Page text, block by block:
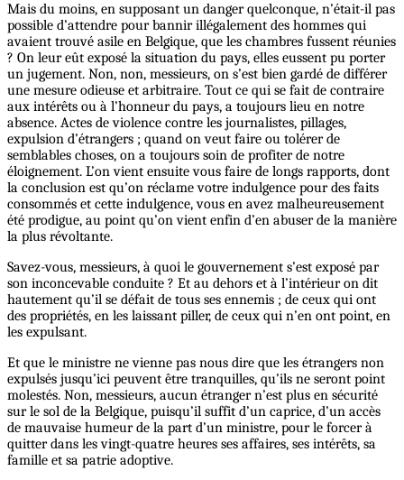
Mais du moins, en supposant un danger quelconque, n’était-il pas
possible d’attendre pour bannir illégalement des hommes qui
avaient trouvé asile en Belgique, que les chambres fussent réunies
? On leur eût exposé la situation du pays, elles eussent pu porter
un jugement. Non, non, messieurs, on s’est bien gardé de différer
une mesure odieuse et arbitraire. Tout ce qui se fait de contraire
aux intérêts ou à l’honneur du pays, a toujours lieu en notre
absence. Actes de violence contre les journalistes, pillages,
expulsion d’étrangers ; quand on veut faire ou tolérer de
semblables choses, on a toujours soin de profiter de notre
éloignement. L’on vient ensuite vous faire de longs rapports, dont
la conclusion est qu’on réclame votre indulgence pour des faits
consommés et cette indulgence, vous en avez malheureusement
été prodigue, au point qu’on vient enfin d’en abuser de la manière
la plus révoltante.
Savez-vous, messieurs, à quoi le gouvernement s’est exposé par
son inconcevable conduite ? Et au dehors et à l’intérieur on dit
hautement qu’il se défait de tous ses ennemis ; de ceux qui ont
des propriétés, en les laissant piller, de ceux qui n’en ont point, en
les expulsant.
Et que le ministre ne vienne pas nous dire que les étrangers non
expulsés jusqu’ici peuvent être tranquilles, qu’ils ne seront point
molestés. Non, messieurs, aucun étranger n’est plus en sécurité
sur le sol de la Belgique, puisqu’il suffit d’un caprice, d’un accès
de mauvaise humeur de la part d’un ministre, pour le forcer à
quitter dans les vingt-quatre heures ses affaires, ses intérêts, sa
famille et sa patrie adoptive.